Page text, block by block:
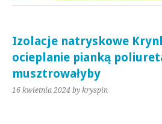
Izolacje natryskowe
ocieplanie pianką
musztrowałyby
16 kwietnia 2024 by kryspin